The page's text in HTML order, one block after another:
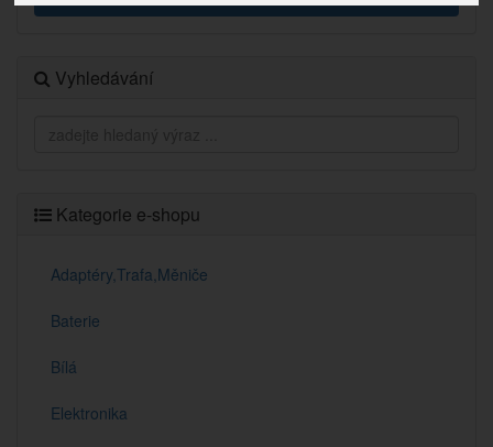
Vyhledávání
Kategorie e-shopu
Adaptéry,Trafa,Měniče
Baterie
Bílá
Elektronika